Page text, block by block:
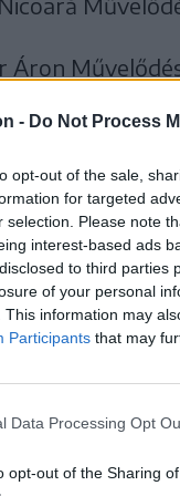
- Do Not Process
opt-out of the sale,
for targeted
selection. Please note
interest-based ads
to third parties
of your personal
This information may
Participants that may
Data Processing Opt
opt-out of the Sharing
Áron
19
Vigadó
Művészeti
dráma